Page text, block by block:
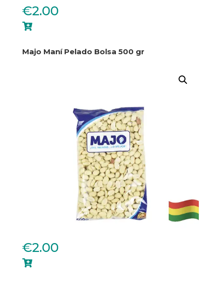
€2.00

Majo Maní Pelado Bolsa 500 gr
€2.00
